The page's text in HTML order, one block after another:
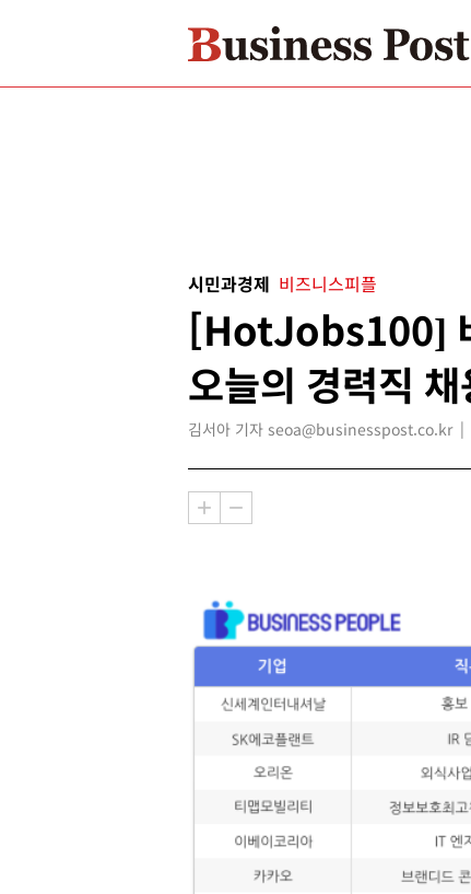
시민과경제 비즈니스피플
[HotJobs100]
오늘의 경력직
김서아 기자 seoa@businesspost.co.kr